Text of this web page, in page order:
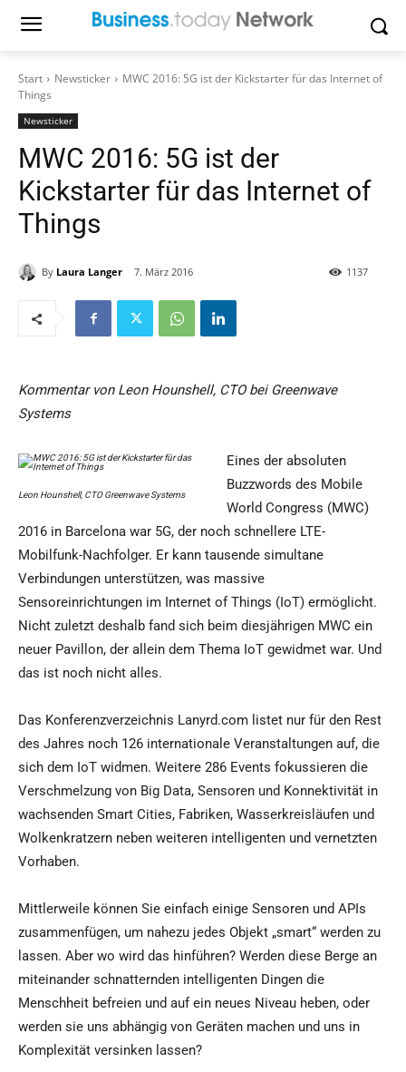
Start Newsticker
MWC 2016: 5G ist der Kickstarter für das Internet of
Things
Newsticker
MWC 2016: 5G ist der
Kickstarter für das Internet of
Things
By Laura Langer 7. März 2016 1137
Kommentar von Leon Hounshell, CTO bei Greenwave
Systems
Leon Hounshell, CTO Greenwave Systems
Eines der absoluten
Buzzwords des Mobile
World Congress (MWC)
2016 in Barcelona war 5G, der noch schnellere LTE-
Mobilfunk-Nachfolger. Er kann tausende simultane
Verbindungen unterstützen, was massive
Sensoreinrichtungen im Internet of Things (IoT) ermöglicht.
Nicht zuletzt deshalb fand sich beim diesjährigen MWC ein
neuer Pavillon, der allein dem Thema IoT gewidmet war. Und
das ist noch nicht alles.
Das Konferenzverzeichnis Lanyrd.com listet nur für den Rest
des Jahres noch 126 internationale Veranstaltungen auf, die
sich dem IoT widmen. Weitere 286 Events fokussieren die
Verschmelzung von Big Data, Sensoren und Konnektivität in
wachsenden Smart Cities, Fabriken, Wasserkreisläufen und
Wolkenkratzern neben weiteren intelligenten und vernetzten
Vorhaben.
Mittlerweile können Sie einfach einige Sensoren und APIs
zusammenfügen, um nahezu jedes Objekt „smart“ werden zu
lassen. Aber wo wird das hinführen? Werden diese Berge an
miteinander schnatternden intelligenten Dingen die
Menschheit befreien und auf ein neues Niveau heben, oder
werden sie uns abhängig von Geräten machen und uns in
Komplexität versinken lassen?